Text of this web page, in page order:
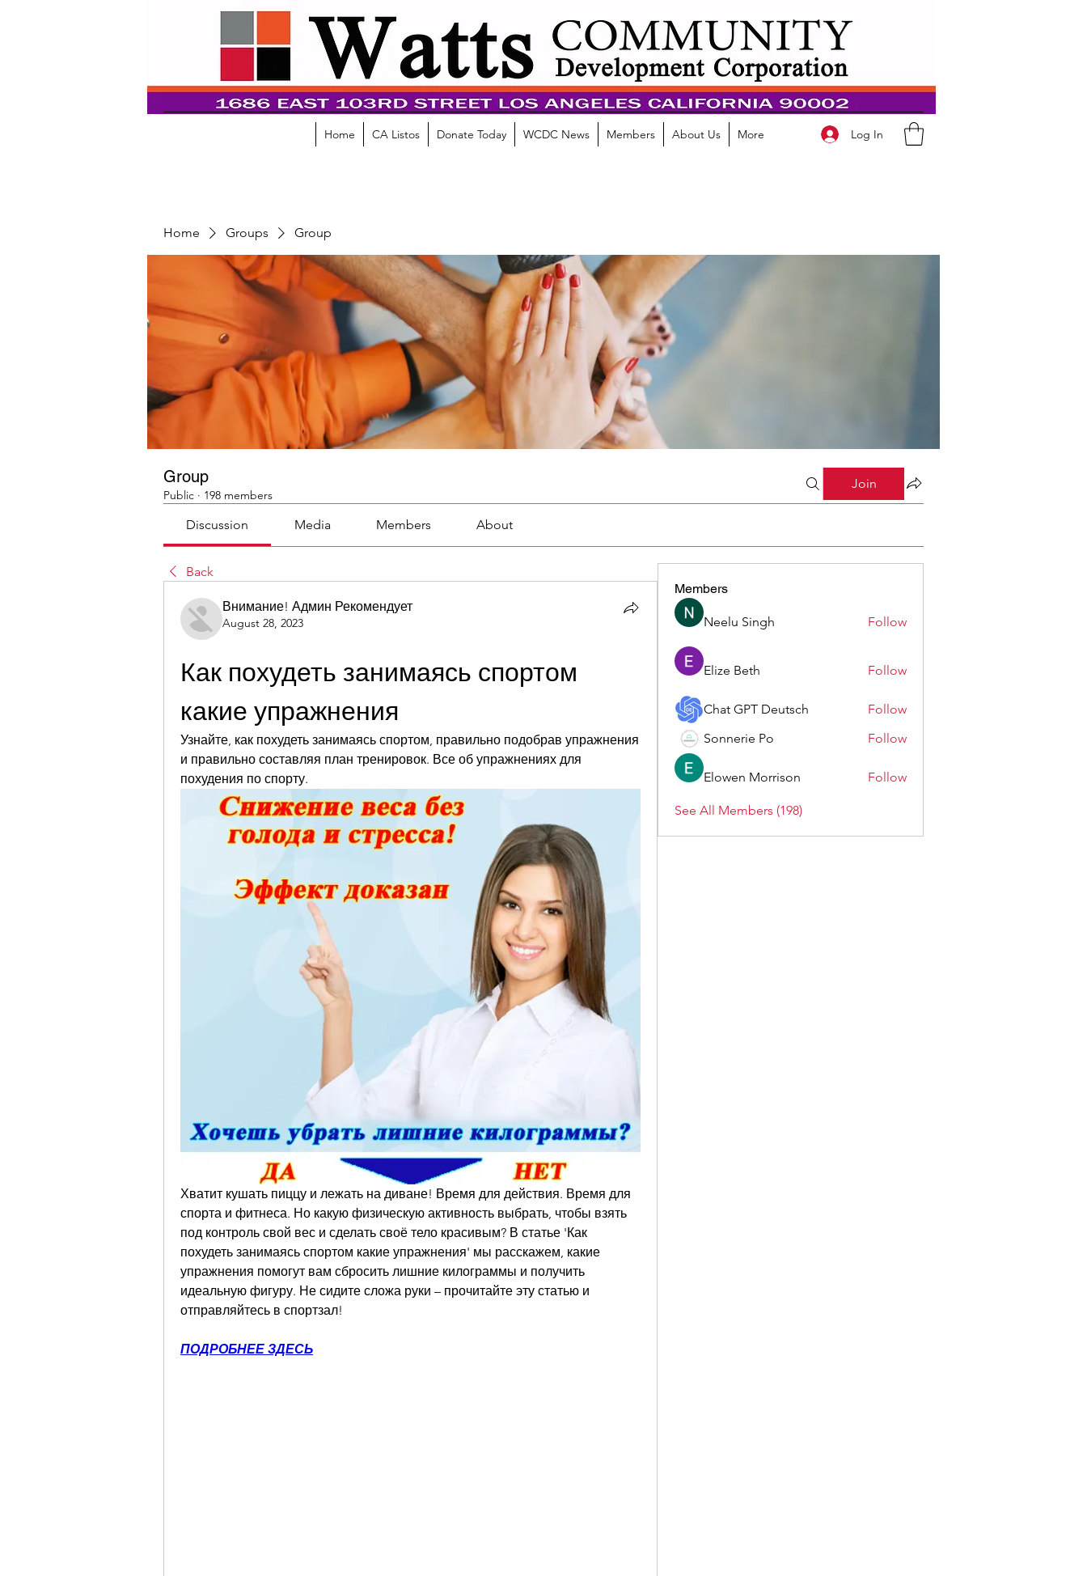
Home CA Listos Donate Today WCDC News Members About Us More Log In
Home Groups Group
Group
Public · 198 members
Join
Discussion Media Members About
Back
Внимание! Админ Рекомендует
August 28, 2023
Как похудеть занимаясь спортом
какие упражнения
Узнайте, как похудеть занимаясь спортом, правильно подобрав упражнения
и правильно составляя план тренировок. Все об упражнениях для
похудения по спорту.
Хватит кушать пиццу и лежать на диване! Время для действия. Время для
спорта и фитнеса. Но какую физическую активность выбрать, чтобы взять
под контроль свой вес и сделать своё тело красивым? В статье 'Как
похудеть занимаясь спортом какие упражнения' мы расскажем, какие
упражнения помогут вам сбросить лишние килограммы и получить
идеальную фигуру. Не сидите сложа руки – прочитайте эту статью и
отправляйтесь в спортзал!
ПОДРОБНЕЕ ЗДЕСЬ
Members
Neelu Singh Follow
Elize Beth Follow
Chat GPT Deutsch
Follow
Sonnerie Po
Follow
Elowen Morrison Follow
See All Members (198)